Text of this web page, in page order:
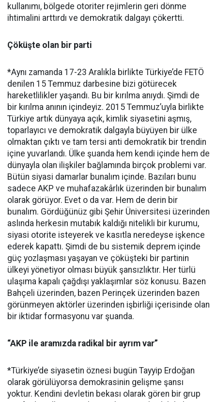
kullanımı, bölgede otoriter rejimlerin geri dönme
ihtimalini arttırdı ve demokratik dalgayı çökertti.
Çöküşte olan bir parti
*Aynı zamanda 17-23 Aralıkla birlikte Türkiye’de FETÖ
denilen 15 Temmuz darbesine bizi götürecek
hareketlilikler yaşandı. Bu bir kırılma anıydı. Şimdi de
bir kırılma anının içindeyiz. 2015 Temmuz’uyla birlikte
Türkiye artık dünyaya açık, kimlik siyasetini aşmış,
toparlayıcı ve demokratik dalgayla büyüyen bir ülke
olmaktan çıktı ve tam tersi anti demokratik bir trendin
içine yuvarlandı. Ülke şuanda hem kendi içinde hem de
dünyayla olan ilişkiler bağlamında birçok problemi var.
Bütün siyasi damarlar bunalım içinde. Bazıları bunu
sadece AKP ve muhafazakârlık üzerinden bir bunalım
olarak görüyor. Evet o da var. Hem de derin bir
bunalım. Gördüğünüz gibi Şehir Üniversitesi üzerinden
aslında herkesin mutabık kaldığı nitelikli bir kurumu,
siyasi otorite isteyerek ve kasıtla neredeyse işkence
ederek kapattı. Şimdi de bu sistemik deprem içinde
güç yozlaşması yaşayan ve çöküşteki bir partinin
ülkeyi yönetiyor olması büyük şansızlıktır. Her türlü
ulaşıma kapalı çağdışı yaklaşımlar söz konusu. Bazen
Bahçeli üzerinden, bazen Perinçek üzerinden bazen
görünmeyen aktörler üzerinden işbirliği içerisinde olan
bir iktidar formasyonu var şuanda.
“AKP ile aramızda radikal bir ayrım var”
*Türkiye’de siyasetin öznesi bugün Tayyip Erdoğan
olarak görülüyorsa demokrasinin gelişme şansı
yoktur. Kendini devletin bekası olarak gören bir grup